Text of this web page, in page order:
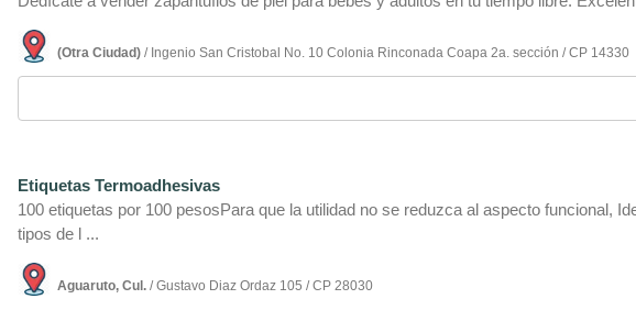
(Otra Ciudad) / Ingenio San Cristobal No. 10 Colonia Rinconada Coapa 2a. sección / CP 14330
Etiquetas Termoadhesivas
100 etiquetas por 100 pesosPara que la utilidad no se reduzca al aspecto funcional,
tipos de l ...
Aguaruto, Cul. / Gustavo Diaz Ordaz 105 / CP 28030